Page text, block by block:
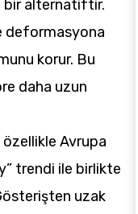
bir alternatiftir.
deformasyona
korur. Bu
daha uzun
Avrupa
trendi ile birlikte
uzak